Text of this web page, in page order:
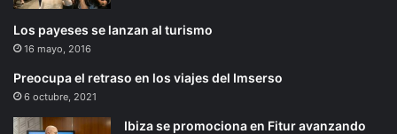
Los payeses se lanzan al turismo
16 mayo, 2016
Preocupa el retraso en los viajes del Imserso
6 octubre, 2021
Ibiza se promociona en Fitur avanzando